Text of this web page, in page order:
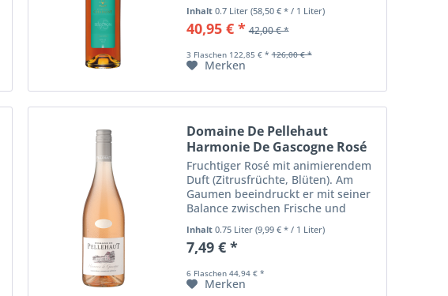
verführerische Noten von Vanille,
Nüssen und Gewürzen mit den für
Cognac charakteristischen feinen
Inhalt 0.7 Liter (58,50 € * / 1 Liter)
40,95 € * 42,00 € *
3 Flaschen 122,85 € * 126,00 € *
Merken
Domaine De Pellehaut
Harmonie De Gascogne Rosé
Fruchtiger Rosé mit animierendem
Duft (Zitrusfrüchte, Blüten). Am
Gaumen beeindruckt er mit seiner
Balance zwischen Frische und
aromatischer Vielfalt.
Inhalt 0.75 Liter (9,99 € * / 1 Liter)
7,49 € *
6 Flaschen 44,94 € *
Merken